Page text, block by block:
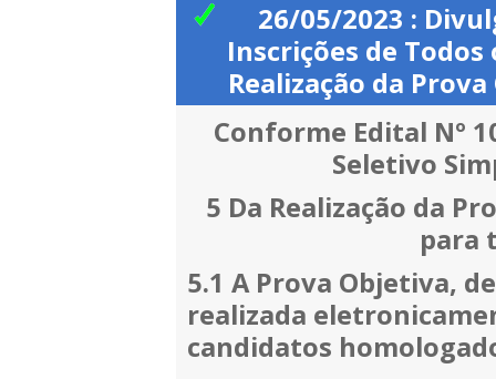
26/05/2023 :
Inscrições de Todos
Realização da
Conforme Edital Nº
Seletivo
5 Da Realização da
para
5.1 A Prova Objetiva,
realizada
candidatos